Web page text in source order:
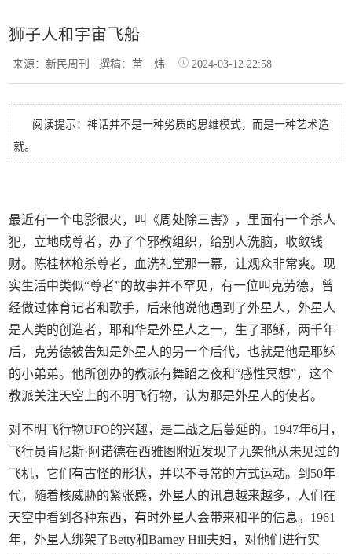
狮子人和宇宙飞船
来源：新民周刊撰稿：苗 炜 2024-03-12 22:58
阅读提示：神话并不是一种劣质的思维模式，而是一种艺术造
就。
最近有一个电影很火，叫《周处除三害》，里面有一个杀人
犯，立地成尊者，办了个邪教组织，给别人洗脑，收敛钱
财。陈桂林枪杀尊者，血洗礼堂那一幕，让观众非常爽。现
实生活中类似“尊者”的故事并不罕见，有一位叫克劳德，曾
经做过体育记者和歌手，后来他说他遇到了外星人，外星人
是人类的创造者，耶和华是外星人之一，生了耶稣，两千年
后，克劳德被告知是外星人的另一个后代，也就是他是耶稣
的小弟弟。他所创办的教派有舞蹈之夜和“感性冥想”，这个
教派关注天空上的不明飞行物，认为那是外星人的使者。
对不明飞行物UFO的兴趣，是二战之后蔓延的。1947年6月，
飞行员肯尼斯·阿诺德在西雅图附近发现了九架他从未见过的
飞机，它们有古怪的形状，并以不寻常的方式运动。到50年
代，随着核威胁的紧张感，外星人的讯息越来越多，人们在
天空中看到各种东西，有时外星人会带来和平的信息。1961
年，外星人绑架了Betty和Barney Hill夫妇，对他们进行实